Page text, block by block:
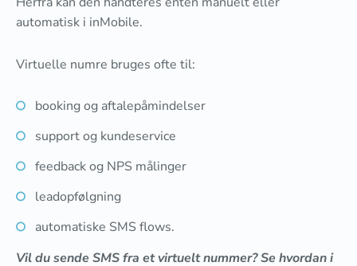
automatisk i inMobile.
Virtuelle numre bruges ofte til:
booking og aftalepåmindelser
support og kundeservice
feedback og NPS målinger
leadopfølgning
automatiske SMS flows.
Vil du sende SMS fra et virtuelt nummer? Se hvordan i